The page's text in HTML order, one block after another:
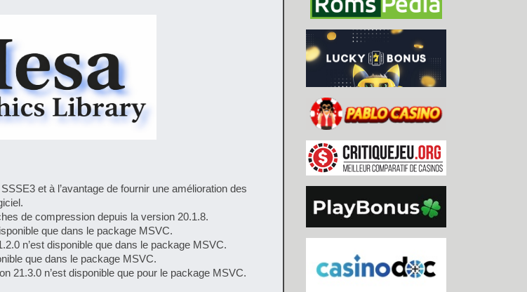
et à l’avantage de fournir une amélioration des
de compression depuis la version 20.1.8.
que dans le package MSVC.
n’est disponible que dans le package MSVC.
que dans le package MSVC.
21.3.0 n’est disponible que pour le package MSVC.